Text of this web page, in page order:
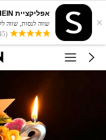
×
אפליקציית SHEIN - מוכן, הכן, סטייל!
שווה לנסות, שווה
(1,345)